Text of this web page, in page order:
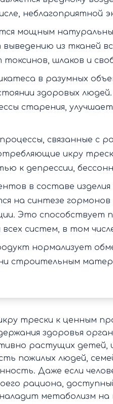
неблагоприятной
мощным
из тканей
шлаков и
в разумных
здоровых
старения,
связанные с
икру
к депрессии,
в составе
на синтезе гормонов
Это способствует
систем, в том
нормализует
строительным
трески к ценным
здоровья
растущих
пожилых людей,
Даже если
рациона,
метаболизм на